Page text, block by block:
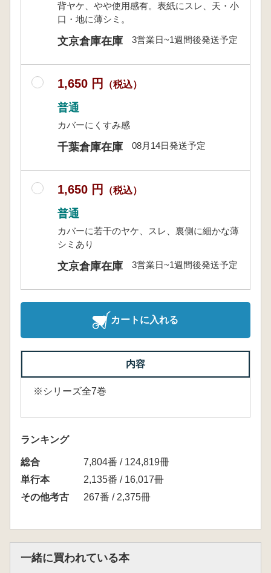
背ヤケ、やや使用感有。表紙にスレ、天・小
口・地に薄シミ。
文京倉庫在庫 3営業日~1週間後発送予定
1,650 円 （税込）
普通
カバーにくすみ感
千葉倉庫在庫 08月14日発送予定
1,650 円 （税込）
普通
カバーに若干のヤケ、スレ、裏側に細かな薄
シミあり
文京倉庫在庫 3営業日~1週間後発送予定
カートに入れる
内容
※シリーズ全7巻
ランキング
総合
7,804番 / 124,819冊
単行本
2,135番 / 16,017冊
その他考古
267番 / 2,375冊
一緒に買われている本